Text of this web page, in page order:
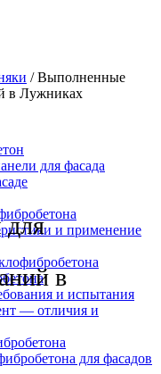
для фасада
и применение
и испытания
— отличия и
для фасадов
/Выполненные
в Лужниках
в